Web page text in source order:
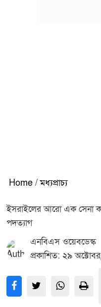
Home / মধ্যপ্রাচ্য
ইসরাইলের আরো এক সেনা
পদত্যাগ
এনবিএস ওয়েবডেস্ক
প্রকাশিত: ২৯